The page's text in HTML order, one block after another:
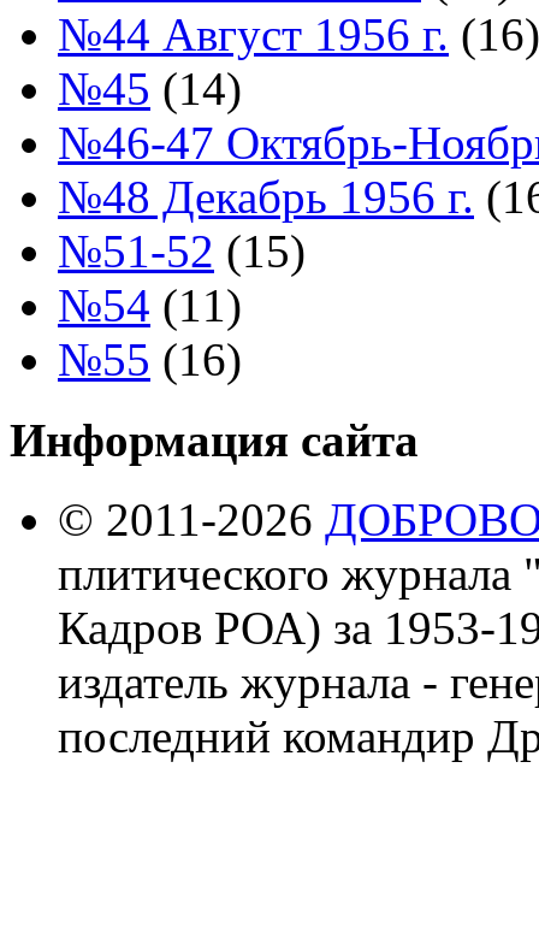
№44 Август 1956 г. (16)
№45 (14)
№46-47 Октябрь-
№48 Декабрь 1956 г.
№51-52 (15)
№54 (11)
№55 (16)
Информация сайта
© 2011-2026
плитического
Кадров РОА) за 1953-
издатель журнала -
последний командир